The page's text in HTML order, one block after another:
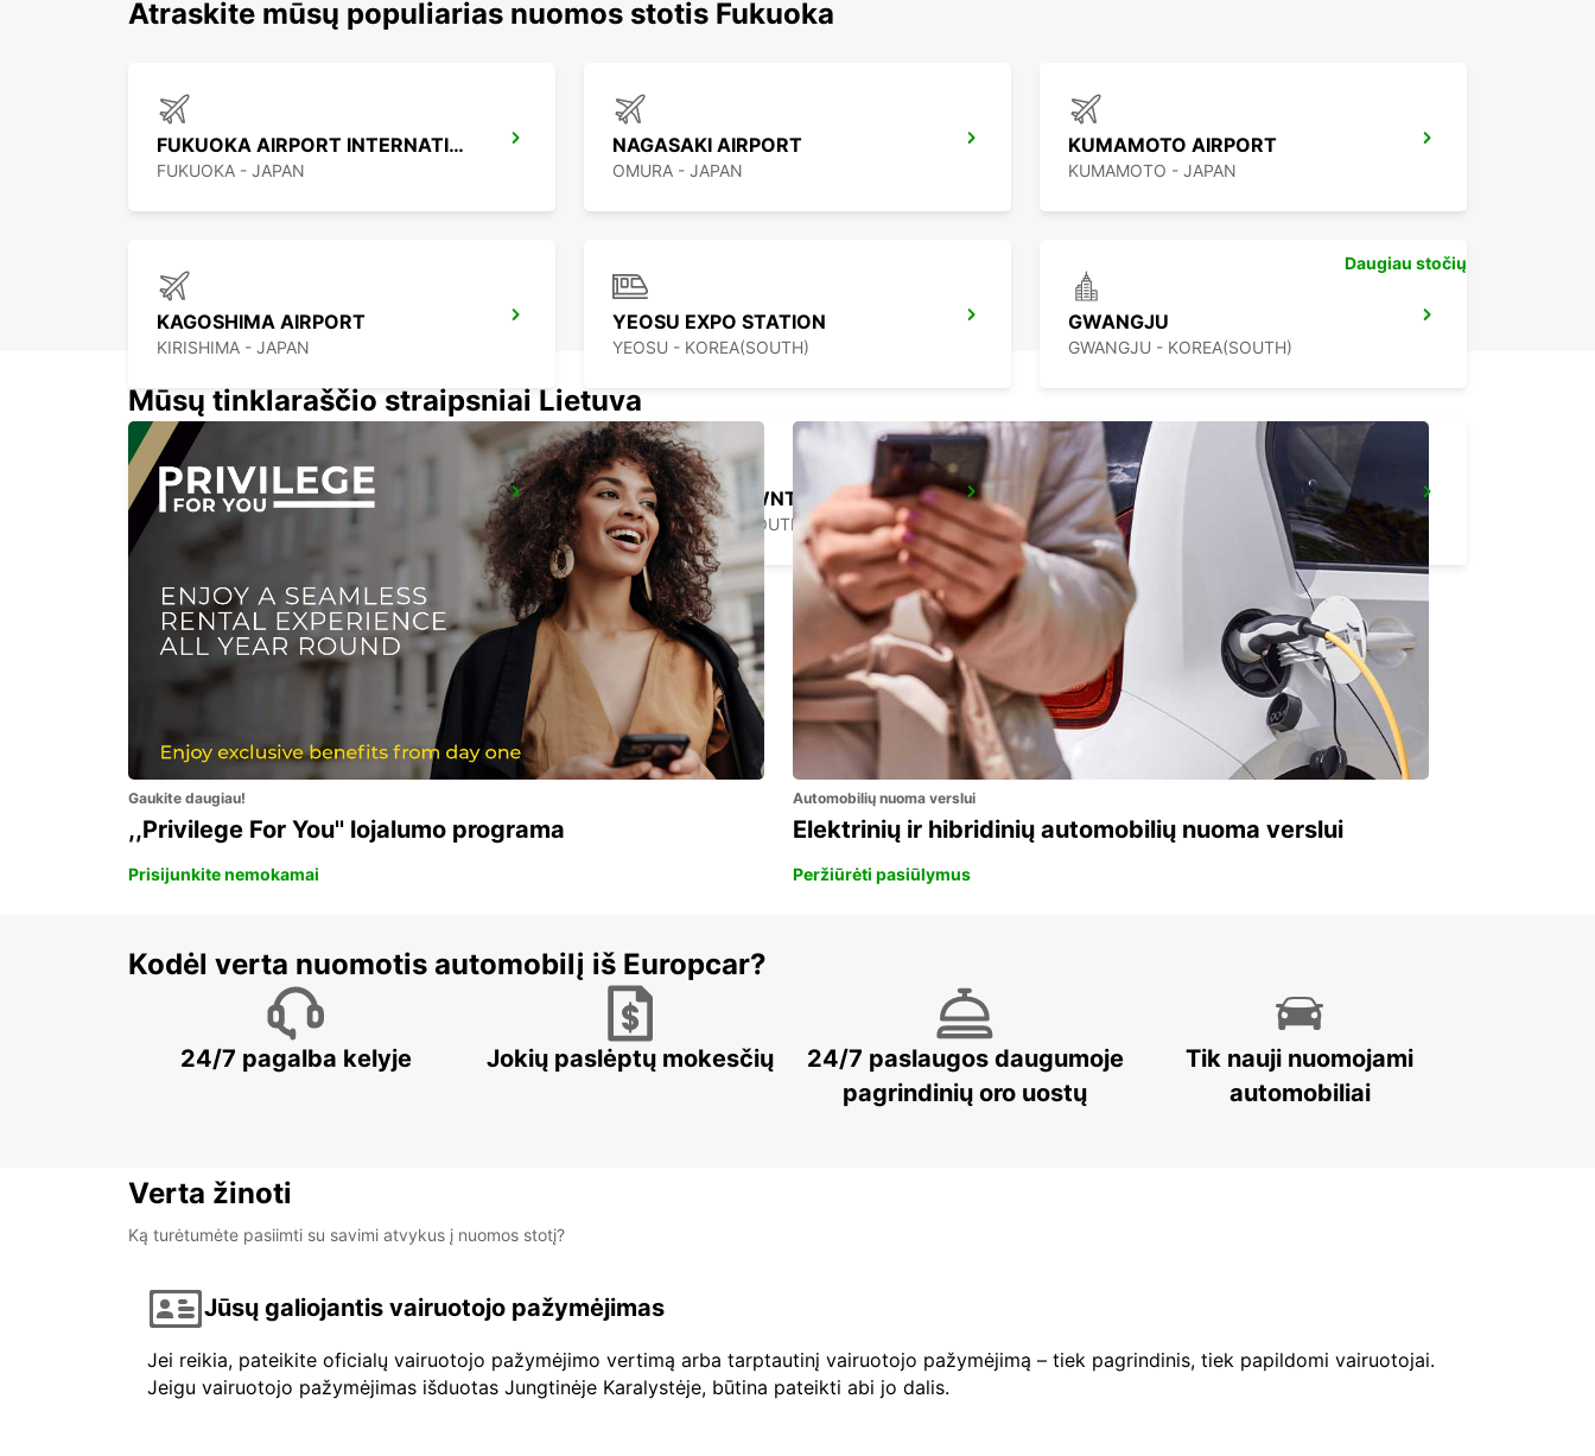
Atraskite mūsų populiarias nuomos stotis Fukuoka
FUKUOKA AIRPORT INTERNATIONAL TERMINAL
FUKUOKA - JAPAN
NAGASAKI AIRPORT
OMURA - JAPAN
KUMAMOTO AIRPORT
KUMAMOTO - JAPAN
KAGOSHIMA AIRPORT
KIRISHIMA - JAPAN
YEOSU EXPO STATION
YEOSU - KOREA(SOUTH)
GWANGJU
GWANGJU - KOREA(SOUTH)
IZUMISANO - JAPAN
GANGNAM DOWNTOWN
SEOUL - KOREA(SOUTH)
YONGSAN DOWNTOWN
SEOUL - KOREA(SOUTH)
Daugiau stočių
Mūsų tinklaraščio straipsniai Lietuva
Gaukite daugiau!
,,Privilege For You'' lojalumo programa
Prisijunkite nemokamai
Automobilių nuoma verslui
Elektrinių ir hibridinių automobilių nuoma verslui
Peržiūrėti pasiūlymus
Kodėl verta nuomotis automobilį iš Europcar?
24/7 pagalba kelyje Jokių paslėptų mokesčių
24/7 paslaugos daugumoje
pagrindinių oro uostų
Tik nauji nuomojami
automobiliai
Verta žinoti
Ką turėtumėte pasiimti su savimi atvykus į nuomos stotį?
Jūsų galiojantis vairuotojo pažymėjimas
Jei reikia, pateikite oficialų vairuotojo pažymėjimo vertimą arba tarptautinį vairuotojo pažymėjimą – tiek pagrindinis, tiek papildomi vairuotojai.
Jeigu vairuotojo pažymėjimas išduotas Jungtinėje Karalystėje, būtina pateikti abi jo dalis.